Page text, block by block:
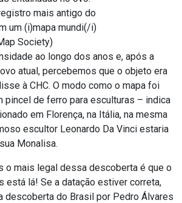
mais antigo do
um (i)mapa mundi(/i)
Society)
ao longo dos anos e, após a
atual, percebemos que o objeto era
à CHC. O modo como o mapa foi
pincel de ferro para esculturas – indica
em Florença, na Itália, na mesma
escultor Leonardo Da Vinci estaria
Monalisa.
o mais legal dessa descoberta é que o
está lá! Se a datação estiver correta,
descoberta do Brasil por Pedro Álvares